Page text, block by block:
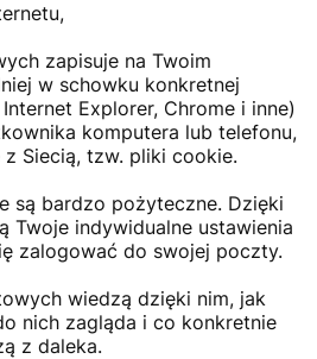
zapisuje na Twoim
w schowku konkretnej
Explorer, Chrome i inne)
komputera lub telefonu,
z Siecią, tzw. pliki cookie.
są bardzo pożyteczne. Dzięki
Twoje indywidualne ustawienia
zalogować do swojej poczty.
wiedzą dzięki nim, jak
nich zagląda i co konkretnie
z daleka.